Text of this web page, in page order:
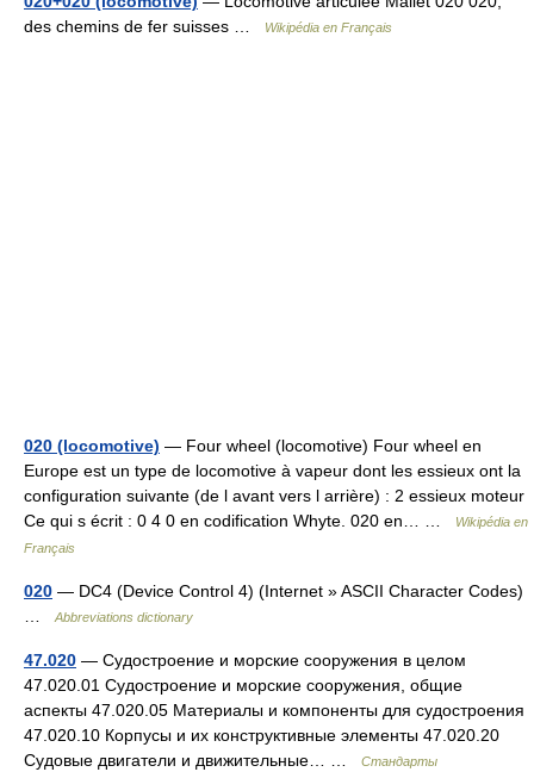
des chemins de fer suisses …
Wikipédia en Français
020 (locomotive) — Four wheel (locomotive) Four wheel en
Europe est un type de locomotive à vapeur dont les essieux ont la
configuration suivante (de l avant vers l arrière) : 2 essieux moteur
Ce qui s écrit : 0 4 0 en codification Whyte. 020 en… …
Wikipédia en
Français
020 — DC4 (Device Control 4) (Internet » ASCII Character Codes)
Abbreviations dictionary
47.020 — Судостроение и морские сооружения в целом
47.020.01 Судостроение и морские сооружения, общие
аспекты 47.020.05 Материалы и компоненты для судостроения
47.020.10 Корпусы и их конструктивные элементы 47.020.20
Судовые двигатели и движительные… …
Стандарты